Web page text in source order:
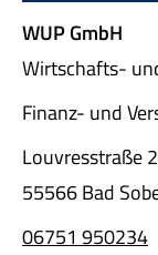
WUP GmbH
Wirtschafts-
Finanz- und
Louvresstraße
55566 Bad
06751 950234